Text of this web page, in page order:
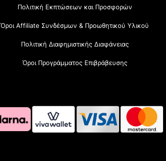
Πολιτική Εκπτώσεων και Προσφορών
Όροι Affiliate Συνδέσμων & Προωθητικού Υλικού
Πολιτική Διαφημιστικής Διαφάνειας
Όροι Προγράμματος Επιβράβευσης